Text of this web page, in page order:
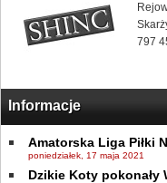
797
Informacje
Amatorska Liga Piłki
poniedziałek, 17 maja 2021
Dzikie Koty pokonały